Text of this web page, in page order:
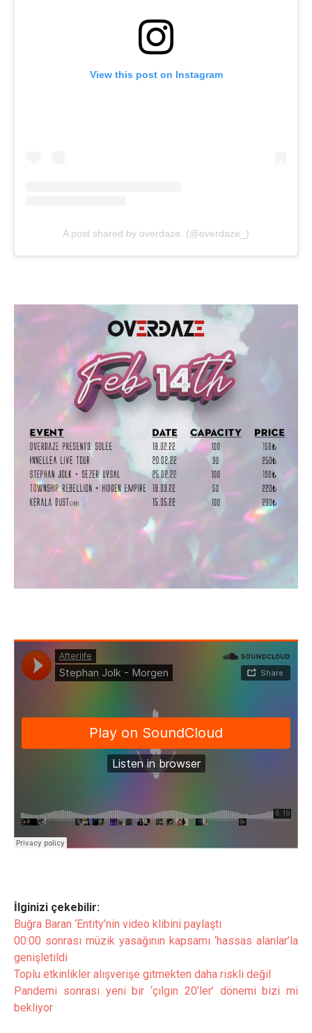
View this post on Instagram
A post shared by overdaze. (@overdaze_)
İlginizi çekebilir:
Buğra Baran ‘Entity’nin video klibini paylaştı
00:00 sonrası müzik yasağının kapsamı ‘hassas alanlar’la
genişletildi
Toplu etkinlikler alışverişe gitmekten daha riskli değil
Pandemi sonrası yeni bir ‘çılgın 20’ler’ dönemi bizi mi
bekliyor